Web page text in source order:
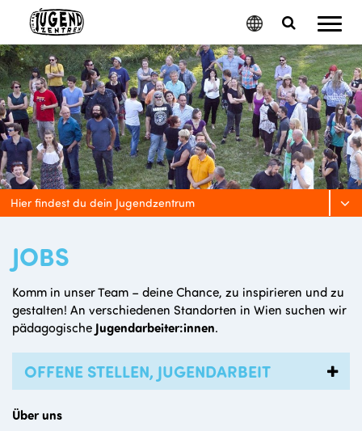
Menu
Toggle
Search
Google
Translate
Hier findest du dein Jugendzentrum
JOBS
Komm in unser Team – deine Chance, zu inspirieren und zu
gestalten! An verschiedenen Standorten in Wien suchen wir
pädagogische Jugendarbeiter:innen.
OFFENE STELLEN, JUGENDARBEIT
Über uns